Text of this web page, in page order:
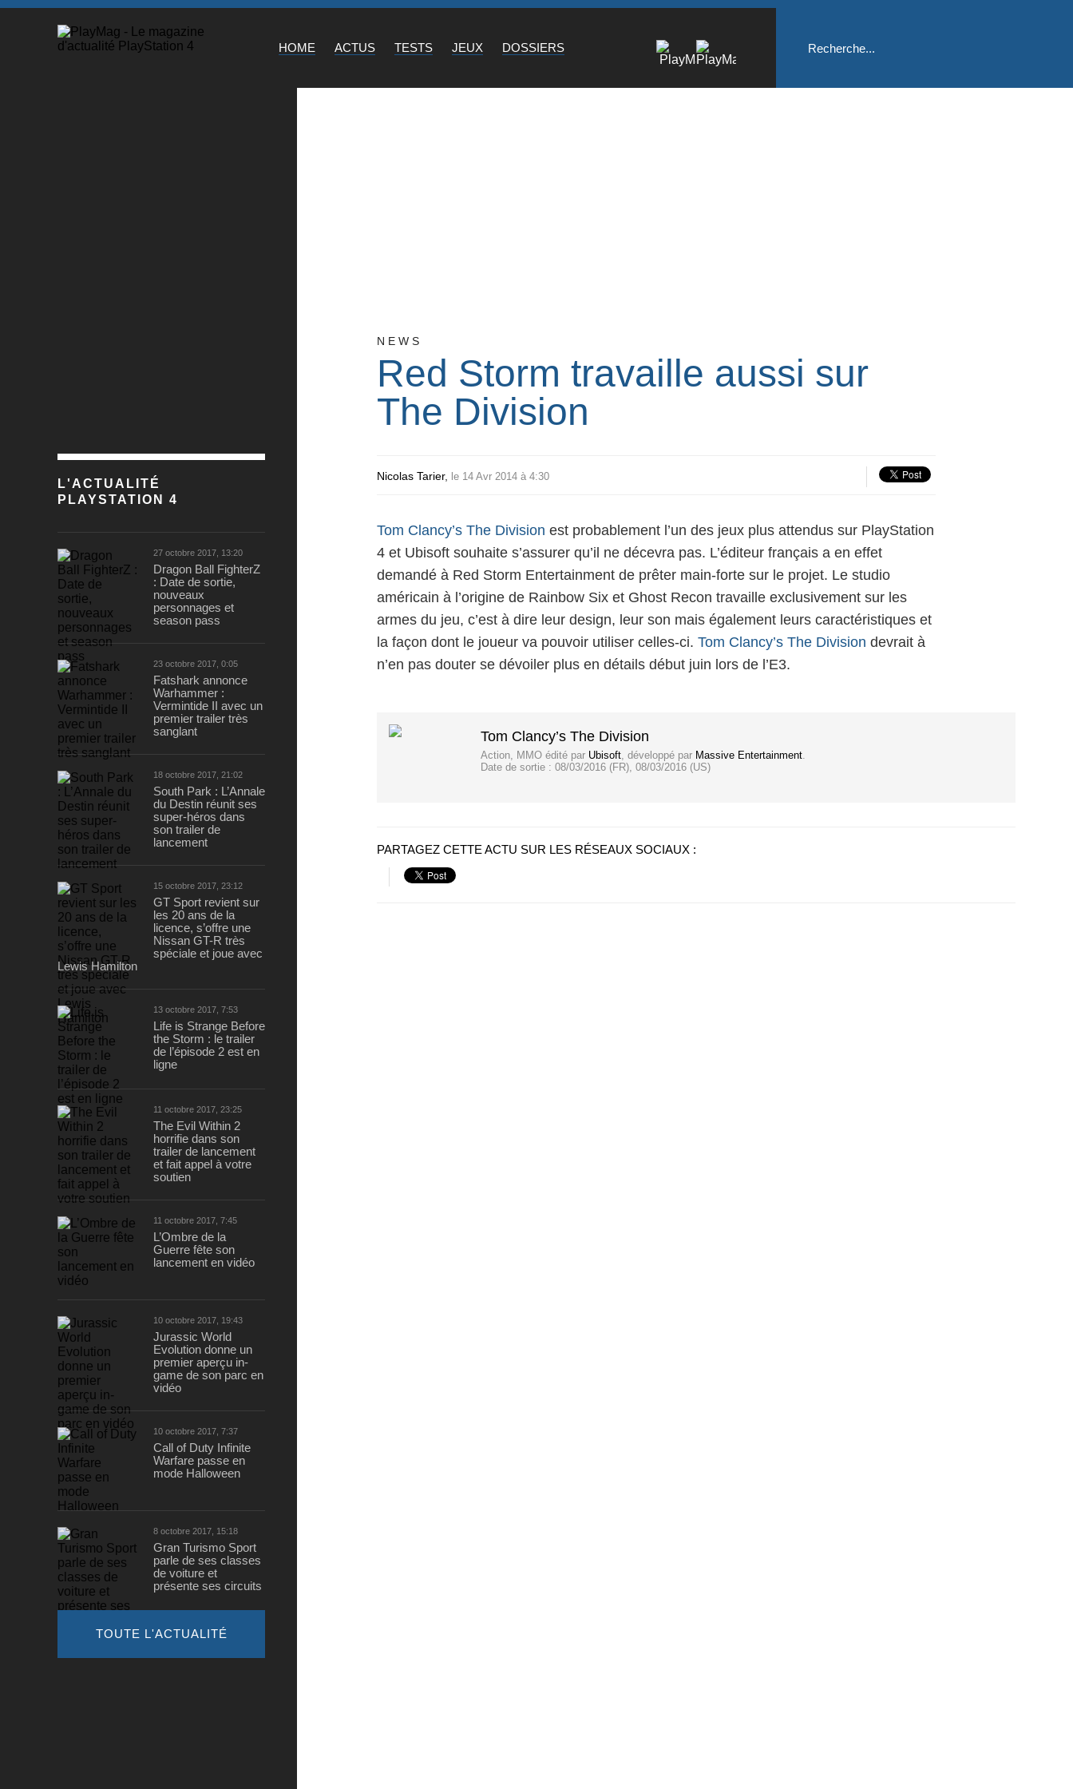
HOME ACTUS TESTS JEUX DOSSIERS
NEWS
Red Storm travaille aussi sur
The Division
Nicolas Tarier, le 14 Avr 2014 à 4:30
Tom Clancy’s The Division est probablement l’un des jeux plus attendus sur PlayStation
4 et Ubisoft souhaite s’assurer qu’il ne décevra pas. L’éditeur français a en effet
demandé à Red Storm Entertainment de prêter main-forte sur le projet. Le studio
américain à l’origine de Rainbow Six et Ghost Recon travaille exclusivement sur les
armes du jeu, c’est à dire leur design, leur son mais également leurs caractéristiques et
la façon dont le joueur va pouvoir utiliser celles-ci. Tom Clancy’s The Division devrait à
n’en pas douter se dévoiler plus en détails début juin lors de l’E3.
Tom Clancy’s The Division
Action, MMO édité par Ubisoft, développé par Massive Entertainment.
Date de sortie : 08/03/2016 (FR), 08/03/2016 (US)
PARTAGEZ CETTE ACTU SUR LES RÉSEAUX SOCIAUX :
L'ACTUALITÉ
PLAYSTATION 4
27 octobre 2017, 13:20
Dragon Ball FighterZ
: Date de sortie,
nouveaux
personnages et
season pass
23 octobre 2017, 0:05
Fatshark annonce
Warhammer :
Vermintide II avec un
premier trailer très
sanglant
18 octobre 2017, 21:02
South Park : L’Annale
du Destin réunit ses
super-héros dans
son trailer de
lancement
15 octobre 2017, 23:12
GT Sport revient sur
les 20 ans de la
licence, s’offre une
Nissan GT-R très
spéciale et joue avec
Lewis Hamilton
13 octobre 2017, 7:53
Life is Strange Before
the Storm : le trailer
de l’épisode 2 est en
ligne
11 octobre 2017, 23:25
The Evil Within 2
horrifie dans son
trailer de lancement
et fait appel à votre
soutien
11 octobre 2017, 7:45
L’Ombre de la
Guerre fête son
lancement en vidéo
10 octobre 2017, 19:43
Jurassic World
Evolution donne un
premier aperçu in-
game de son parc en
vidéo
10 octobre 2017, 7:37
Call of Duty Infinite
Warfare passe en
mode Halloween
8 octobre 2017, 15:18
Gran Turismo Sport
parle de ses classes
de voiture et
présente ses circuits
TOUTE L'ACTUALITÉ